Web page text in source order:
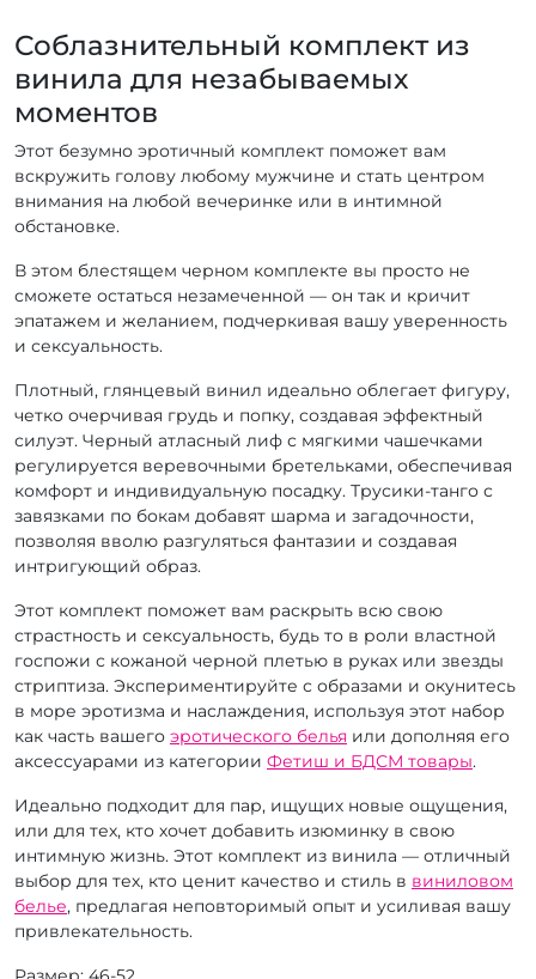
Соблазнительный комплект из
винила для незабываемых
моментов
Этот безумно эротичный комплект поможет вам
вскружить голову любому мужчине и стать центром
внимания на любой вечеринке или в интимной
обстановке.
В этом блестящем черном комплекте вы просто не
сможете остаться незамеченной — он так и кричит
эпатажем и желанием, подчеркивая вашу уверенность
и сексуальность.
Плотный, глянцевый винил идеально облегает фигуру,
четко очерчивая грудь и попку, создавая эффектный
силуэт. Черный атласный лиф с мягкими чашечками
регулируется веревочными бретельками, обеспечивая
комфорт и индивидуальную посадку. Трусики-танго с
завязками по бокам добавят шарма и загадочности,
позволяя вволю разгуляться фантазии и создавая
интригующий образ.
Этот комплект поможет вам раскрыть всю свою
страстность и сексуальность, будь то в роли властной
госпожи с кожаной черной плетью в руках или звезды
стриптиза. Экспериментируйте с образами и окунитесь
в море эротизма и наслаждения, используя этот набор
как часть вашего эротического белья или дополняя его
аксессуарами из категории Фетиш и БДСМ товары.
Идеально подходит для пар, ищущих новые ощущения,
или для тех, кто хочет добавить изюминку в свою
интимную жизнь. Этот комплект из винила — отличный
выбор для тех, кто ценит качество и стиль в виниловом
белье, предлагая неповторимый опыт и усиливая вашу
привлекательность.